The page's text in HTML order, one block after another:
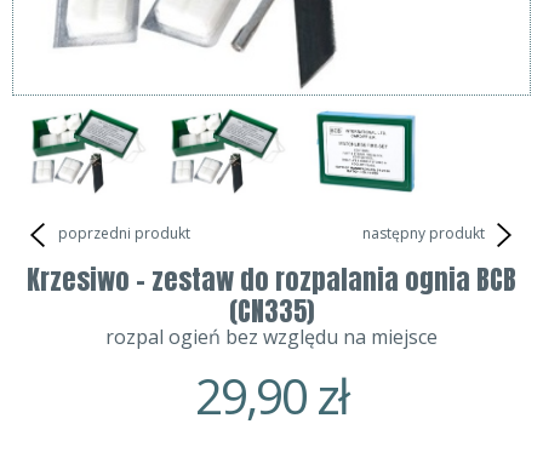
poprzedni produkt następny produkt
Krzesiwo - zestaw do rozpalania ognia BCB
(CN335)
rozpal ogień bez względu na miejsce
29,90zł